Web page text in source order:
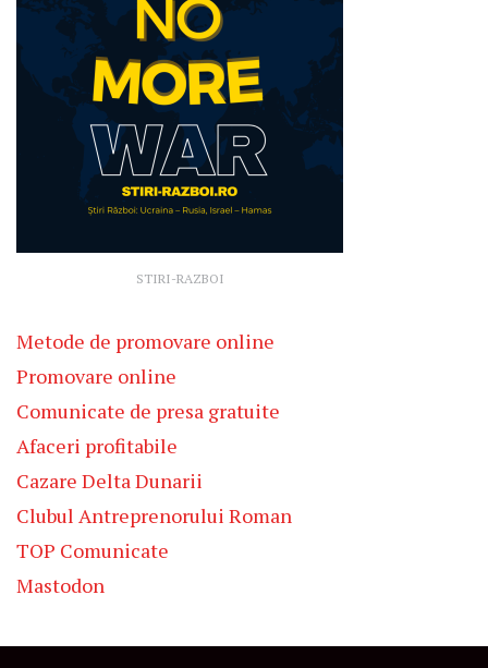
STIRI-RAZBOI
Metode de promovare online
Promovare online
Comunicate de presa gratuite
Afaceri profitabile
Cazare Delta Dunarii
Clubul Antreprenorului Roman
TOP Comunicate
Mastodon